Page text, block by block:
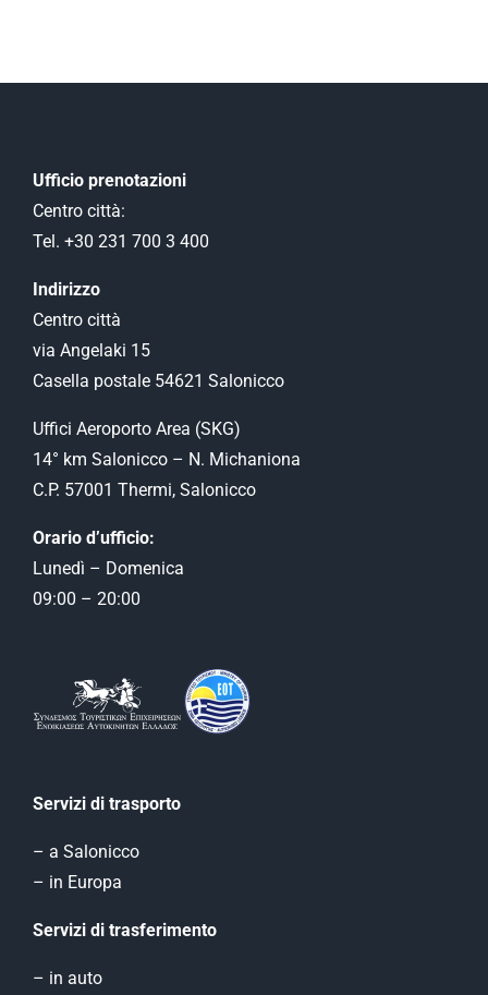
Ufficio prenotazioni
Centro città:
Tel. +30 231 700 3 400
Indirizzo
Centro città
via Angelaki 15
Casella postale 54621 Salonicco
Uffici Aeroporto Αrea (SKG)
14° km Salonicco – N. Michaniona
C.P. 57001 Thermi, Salonicco
Orario d’ufficio:
Lunedì – Domenica
09:00 – 20:00
Servizi di trasporto
– a Salonicco
– in Europa
Servizi di trasferimento
– in auto